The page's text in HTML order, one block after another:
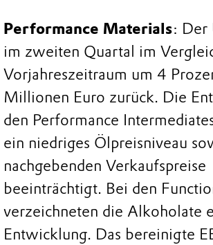
Performance Materials: Der
im zweiten Quartal im
Vorjahreszeitraum um 4
Millionen Euro zurück. Die
den Performance
ein niedriges Ölpreisniveau
nachgebenden Verkaufspreise
beeinträchtigt. Bei den
verzeichneten die Alkoholate
Entwicklung. Das bereinigte